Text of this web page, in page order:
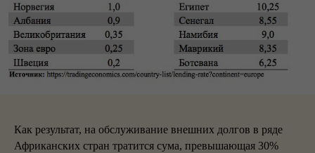
Как результат, на обслуживание внешних долгов в ряде
Африканских стран тратится сума, превышающая 30%